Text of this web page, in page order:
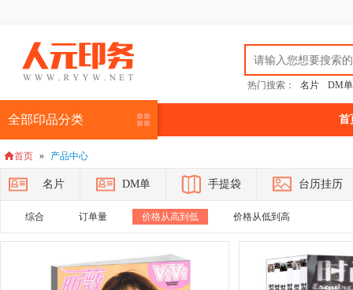
热门搜索： 名片 DM单
全部印品分类 首
首页 » 产品中心
名片 DM单 手提袋 台历挂历
综合 订单量 价格从高到低 价格从低到高